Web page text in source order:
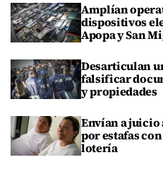
Amplían
dispositivos
Apopa y San
Desarticulan
falsificar
y propiedades
Envían a juicio
por estafas
lotería